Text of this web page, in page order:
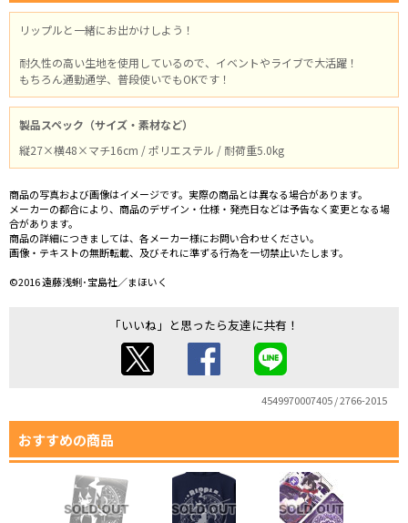
リップルと一緒にお出かけしよう！
耐久性の高い生地を使用しているので、イベントやライブで大活躍！
もちろん通勤通学、普段使いでもOKです！
製品スペック（サイズ・素材など）
縦27×横48×マチ16cm / ポリエステル / 耐荷重5.0kg
商品の写真および画像はイメージです。実際の商品とは異なる場合があります。
メーカーの都合により、商品のデザイン・仕様・発売日などは予告なく変更となる場
合があります。
商品の詳細につきましては、各メーカー様にお問い合わせください。
画像・テキストの無断転載、及びそれに準ずる行為を一切禁止いたします。
©2016 遠藤浅蜊･宝島社／まほいく
「いいね」と思ったら友達に共有！
4549970007405 / 2766-2015
おすすめの商品